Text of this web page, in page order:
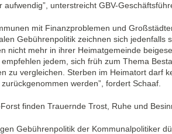
aufwendig”, unterstreicht GBV-
mit Finanzproblemen und
Gebührenpolitik zeichnen sich jedenfalls
nicht mehr in ihrer Heimatgemeinde
jedem, sich früh zum Thema
zu vergleichen. Sterben im Heimatort darf
werden”, fordert Schaaf.
finden Trauernde Trost, Ruhe und
Gebührenpolitik der Kommunalpolitiker